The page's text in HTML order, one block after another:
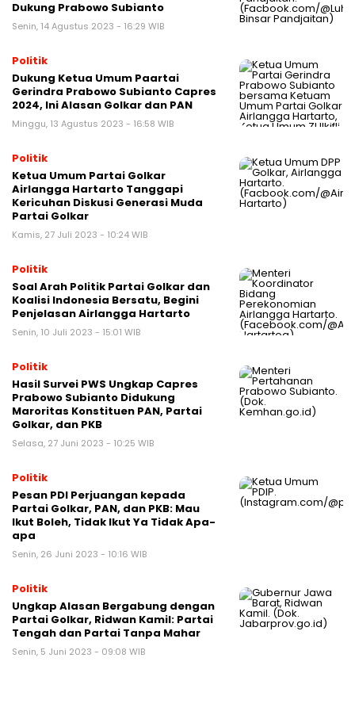
Dukung Prabowo Subianto
Senin, 14 Agustus 2023 - 16:29 WIB
Politik
Dukung Ketua Umum Paartai
Gerindra Prabowo Subianto Capres
2024, Ini Alasan Golkar dan PAN
Minggu, 13 Agustus 2023 - 16:58 WIB
Politik
Ketua Umum Partai Golkar
Airlangga Hartarto Tanggapi
Kericuhan Diskusi Generasi Muda
Partai Golkar
Kamis, 27 Juli 2023 - 10:24 WIB
Politik
Soal Arah Politik Partai Golkar dan
Koalisi Indonesia Bersatu, Begini
Penjelasan Airlangga Hartarto
Senin, 10 Juli 2023 - 15:01 WIB
Politik
Hasil Survei PWS Ungkap Capres
Prabowo Subianto Didukung
Maroritas Konstituen PAN, Partai
Golkar, dan PKB
Selasa, 27 Juni 2023 - 10:25 WIB
Politik
Pesan PDI Perjuangan kepada
Partai Golkar, PAN, dan PKB: Mau
Ikut Boleh, Tidak Ikut Ya Tidak Apa-
apa
Senin, 26 Juni 2023 - 10:16 WIB
Politik
Ungkap Alasan Bergabung dengan
Partai Golkar, Ridwan Kamil: Partai
Tengah dan Partai Tanpa Mahar
Senin, 5 Juni 2023 - 09:08 WIB